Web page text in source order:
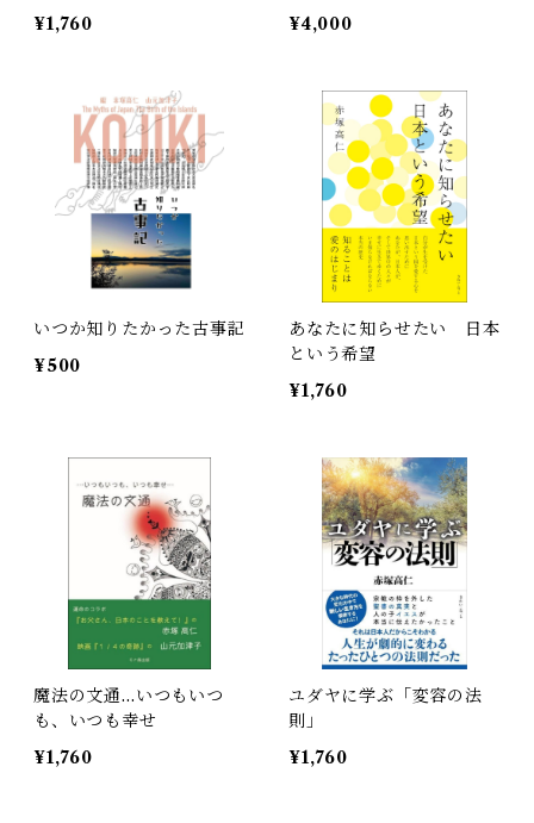
¥1,760
¥4,000
いつか知りたかった古事記
¥500
あなたに知らせたい 日本
という希望
¥1,760
魔法の文通…いつもいつ
も、いつも幸せ
¥1,760
ユダヤに学ぶ「変容の法
則」
¥1,760